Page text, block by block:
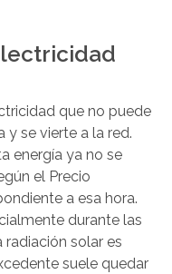
que no puede
y se vierte a la red.
energía ya no se
el Precio
a esa hora.
durante las
solar es
suele quedar